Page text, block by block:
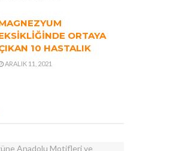
ORTAYA
10 HASTALIK
ARALIK 11, 2021